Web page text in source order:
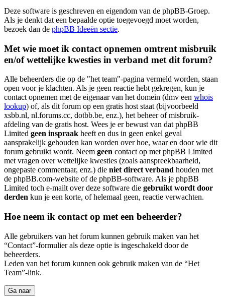
Deze software is geschreven en eigendom van de phpBB-Groep.
Als je denkt dat een bepaalde optie toegevoegd moet worden,
bezoek dan de phpBB Ideeën sectie.
Met wie moet ik contact opnemen omtrent misbruik
en/of wettelijke kwesties in verband met dit forum?
Alle beheerders die op de "het team"-pagina vermeld worden, staan
open voor je klachten. Als je geen reactie hebt gekregen, kun je
contact opnemen met de eigenaar van het domein (dmv een whois
lookup) of, als dit forum op een gratis host staat (bijvoorbeeld
xsbb.nl, nl.forums.cc, dotbb.be, enz.), het beheer of misbruik-
afdeling van de gratis host. Wees je er bewust van dat phpBB
Limited geen inspraak heeft en dus in geen enkel geval
aansprakelijk gehouden kan worden over hoe, waar en door wie dit
forum gebruikt wordt. Neem geen contact op met phpBB Limited
met vragen over wettelijke kwesties (zoals aanspreekbaarheid,
ongepaste commentaar, enz.) die niet direct verband houden met
de phpBB.com-website of de phpBB-software. Als je phpBB
Limited toch e-mailt over deze software die gebruikt wordt door
derden kun je een korte, of helemaal geen, reactie verwachten.
Hoe neem ik contact op met een beheerder?
Alle gebruikers van het forum kunnen gebruik maken van het
“Contact”-formulier als deze optie is ingeschakeld door de
beheerders.
Leden van het forum kunnen ook gebruik maken van de “Het
Team”-link.
Ga naar